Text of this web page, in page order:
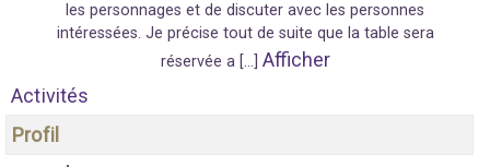
les personnages et de discuter avec les personnes
intéressées. Je précise tout de suite que la table sera
réservée a […] Afficher
Activités
Profil